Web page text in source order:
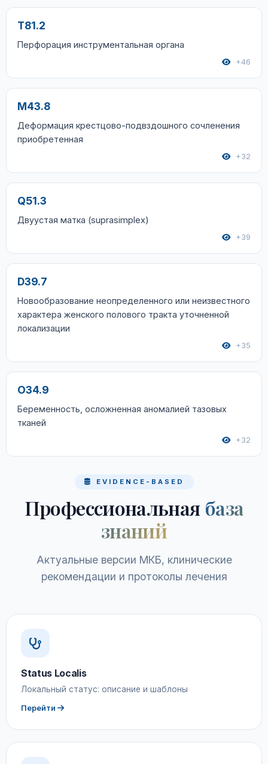
T81.2
Перфорация инструментальная органа
+46
M43.8
Деформация крестцово-подвздошного сочленения
приобретенная
+32
Q51.3
Двуустая матка (suprasimplex)
+39
D39.7
Новообразование неопределенного или неизвестного
характера женского полового тракта уточненной
локализации
+35
O34.9
Беременность, осложненная аномалией тазовых
тканей
+32
EVIDENCE-BASED
Профессиональная база
знаний
Актуальные версии МКБ, клинические
рекомендации и протоколы лечения
Status Localis
Локальный статус: описание и шаблоны
Перейти